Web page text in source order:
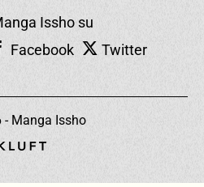
Issho su
Facebook Twitter
Manga Issho